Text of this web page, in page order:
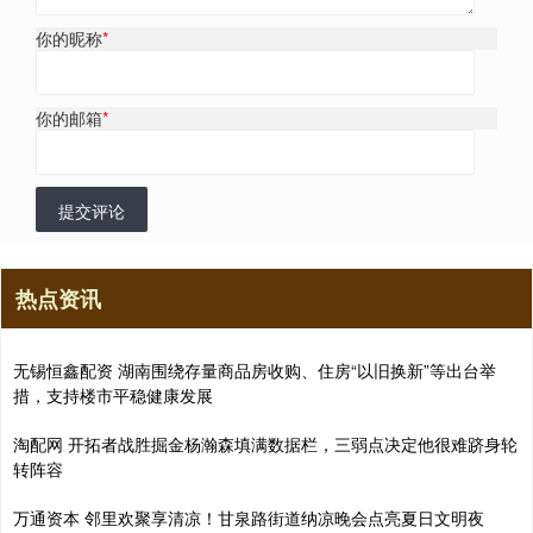
你的昵称*
你的邮箱*
提交评论
热点资讯
无锡恒鑫配资 湖南围绕存量商品房收购、住房“以旧换新”等出台举
措，支持楼市平稳健康发展
淘配网 开拓者战胜掘金杨瀚森填满数据栏，三弱点决定他很难跻身轮
转阵容
万通资本 邻里欢聚享清凉！甘泉路街道纳凉晚会点亮夏日文明夜